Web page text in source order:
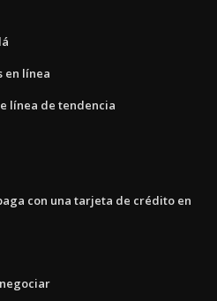
en línea
línea de tendencia
con una tarjeta de crédito en